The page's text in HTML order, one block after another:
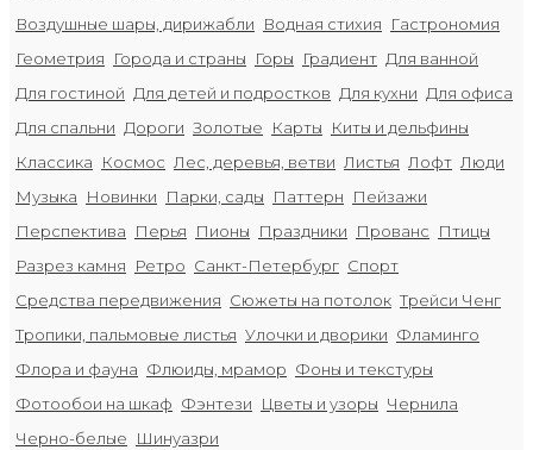
Воздушные шары, дирижабли
Водная стихия
Гастрономия
Геометрия
Города и страны Горы Градиент Для ванной
Для гостиной Для детей и подростков Для кухни Для офиса
Для спальни Дороги Золотые Карты
Киты и дельфины
Классика
Космос Лес, деревья, ветви Листья Лофт Люди
Музыка
Новинки Парки, сады Паттерн
Пейзажи
Перспектива
Перья Пионы Праздники Прованс
Птицы
Разрез камня
Ретро Санкт-Петербург Спорт
Средства передвижения Сюжеты на потолок Трейси Ченг
Тропики, пальмовые листья Улочки и дворики Фламинго
Флора и фауна Флюиды, мрамор Фоны и текстуры
Фотообои на шкаф Фэнтези Цветы и узоры Чернила
Черно-белые
Шинуазри